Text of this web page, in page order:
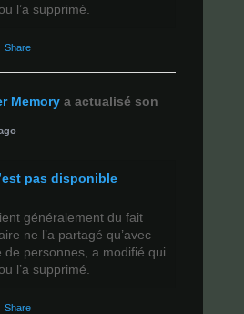
l’a supprimé.
Share
Memory a actualisé son
pas disponible
généralement du fait
ne l’a partagé qu’avec
de personnes, a modifié qui
l’a supprimé.
Share